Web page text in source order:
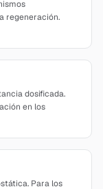
regeneración.
dosificada.
en los
Para los